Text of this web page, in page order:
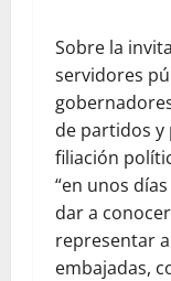
Sobre la
servidores
de partidos y
filiación
“en unos
dar a
representar
embajadas,